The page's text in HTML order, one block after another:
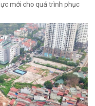
mới cho quá trình phục